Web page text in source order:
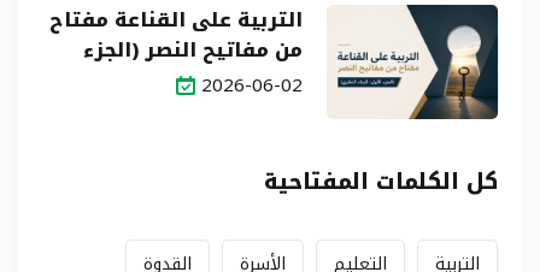
التربية على القناعة مفتاح
من مفاتيح النصر (الجزء
الأول: البناء النظري)
2026-06-02
كل الكلمات المفتاحية
التربية التعليم الأسرة القدوة